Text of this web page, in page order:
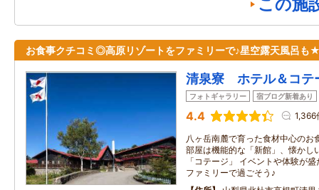
この施
お食事クチコミ◎高原リゾートをファミリーで♪星空露天風呂も
清泉寮 ホテル＆コテ
フォトギャラリー 宿ブログ新着あり
4.4 1,366
八ヶ岳南麓で育った食材中心の
部屋は機能的な「新館」、懐かし
「コテージ」 イベントや体験が
ファミリーで過ごそう♪